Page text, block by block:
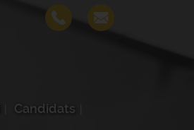
Candidats